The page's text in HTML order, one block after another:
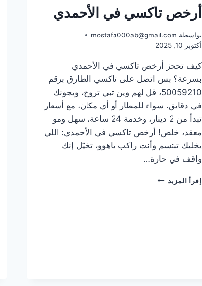
أرخص تاكسي في الأحمدي
بواسطة mostafa000ab@gmail.com
أكتوبر 10, 2025
كيف تحجز أرخص تاكسي في الأحمدي
بسرعة؟ بس اتصل على تاكسي الطارق برقم
50059210، قل لهم وين تبي تروح، ويجونك
في دقايق، سواء للمطار أو أي مكان، مع أسعار
تبدأ من 2 دينار، وخدمة 24 ساعة، سهل ومو
معقد، خلص! أرخص تاكسي في الأحمدي: اللي
يخليك تبتسم وأنت راكب ياهوو، تخيّل إنك
واقف في حارة…
إقرأ المزيد أرخص